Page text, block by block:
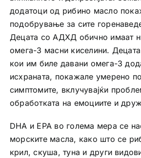
додатоци од рибино масло
подобрување за сите
Децата со АДХД обично имаат
омега-3 масни киселини.
кои им биле давани омега-3
исхраната, покажале умерено
симптомите, вклучувајќи
обработката на емоциите и
DHA и EPA во голема мера се
морските масла, како што се
крил, скуша, туна и други